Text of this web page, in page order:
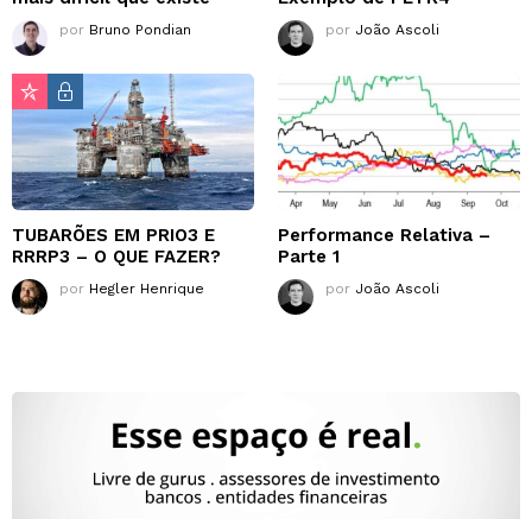
por Bruno Pondian por João Ascoli
TUBARÕES EM PRIO3 E
RRRP3 – O QUE FAZER?
por Hegler Henrique
Performance Relativa –
Parte 1
por João Ascoli